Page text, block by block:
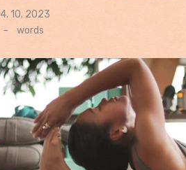
Posted
4. 10. 2023
- words